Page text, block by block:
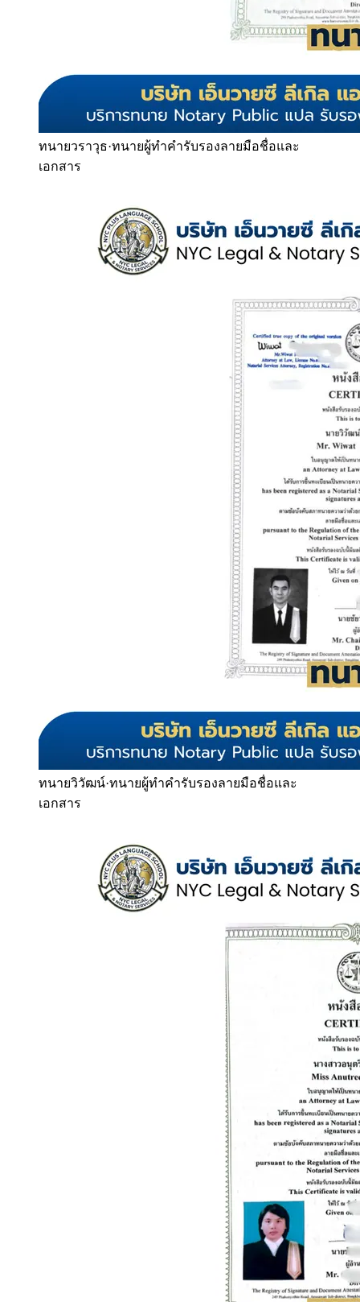
ทนายวราวุธ·ทนายผู้ทำคำรับรองลายมือชื่อและ
เอกสาร
ทนายวิวัฒน์·ทนายผู้ทำคำรับรองลายมือชื่อและ
เอกสาร